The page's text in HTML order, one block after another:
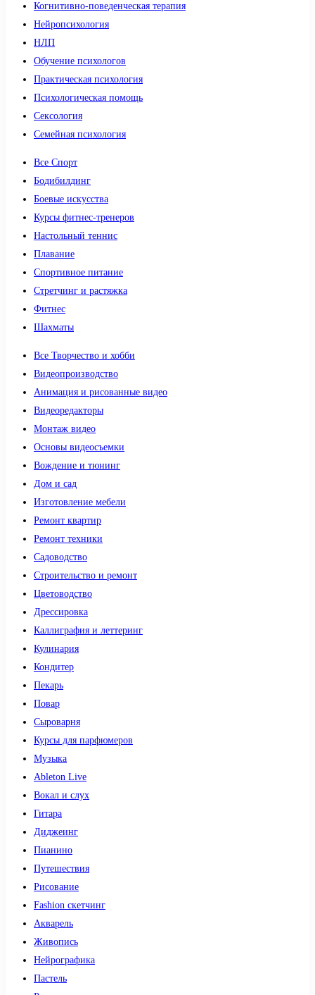
Когнитивно-поведенческая терапия
Нейропсихология
НЛП
Обучение психологов
Практическая психология
Психологическая помощь
Сексология
Семейная психология
Все Спорт
Бодибилдинг
Боевые искусства
Курсы фитнес-тренеров
Настольный теннис
Плавание
Спортивное питание
Стретчинг и растяжка
Фитнес
Шахматы
Все Творчество и хобби
Видеопроизводство
Анимация и рисованные видео
Видеоредакторы
Монтаж видео
Основы видеосъемки
Вождение и тюнинг
Дом и сад
Изготовление мебели
Ремонт квартир
Ремонт техники
Садоводство
Строительство и ремонт
Цветоводство
Дрессировка
Каллиграфия и леттеринг
Кулинария
Кондитер
Пекарь
Повар
Сыроварня
Курсы для парфюмеров
Музыка
Ableton Live
Вокал и слух
Гитара
Диджеинг
Пианино
Путешествия
Рисование
Fashion скетчинг
Акварель
Живопись
Нейрографика
Пастель